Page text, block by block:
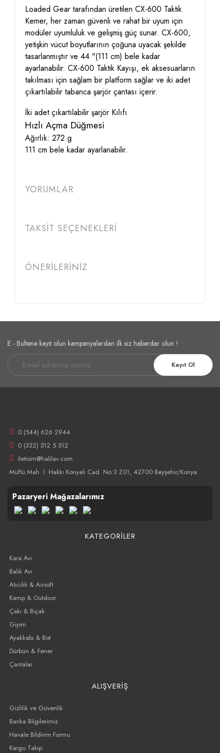
Loaded Gear tarafından üretilen CX-600 Taktik
Kemer, her zaman güvenli ve rahat bir uyum için
modüler uyumluluk ve gelişmiş güç sunar. CX-600,
yetişkin vücut boyutlarının çoğuna uyacak şekilde
tasarlanmıştır ve 44 "(111 cm) bele kadar
ayarlanabilir. CX-600 Taktik Kayışı, ek aksesuarların
takılması için sağlam bir platform sağlar ve iki adet
çıkartılabilir tabanca şarjör çantası içerir.
İki adet çıkartılabilir şarjör Kılıfı
Hızlı Açma Düğmesi
Ağırlık: 272 g
111 cm bele kadar ayarlanabilir.
YORUMLAR
TAKSİT SEÇENEKLERİ
ÖNERİLERİNİZ
E - Bültene kayıt olun kampanyalardan ilk siz haberdar olun !
Kayıt Ol
0 (544) 626 2944
0 (332) 512 5 512
iletisim@halilav.com
Müftü Mah. İ. Hakkı Konyalı Cad. No:3 Z01, 42700 Beyşehir/Konya
Pazaryeri Mağazalarımız
KATEGORİLER
Kara Avı
Balık Avı
Atıcılık & Airsoft
Kamp & Outdoor
Çakı & Bıçak
Giyim
Ayakkabı & Bot
Dürbün & Fener
Çantalar
ALIŞVERİŞ
Gizlilik ve Güvenlik
Banka Bilgilerimiz
Havale Bildirim Formu
Kargo Takip